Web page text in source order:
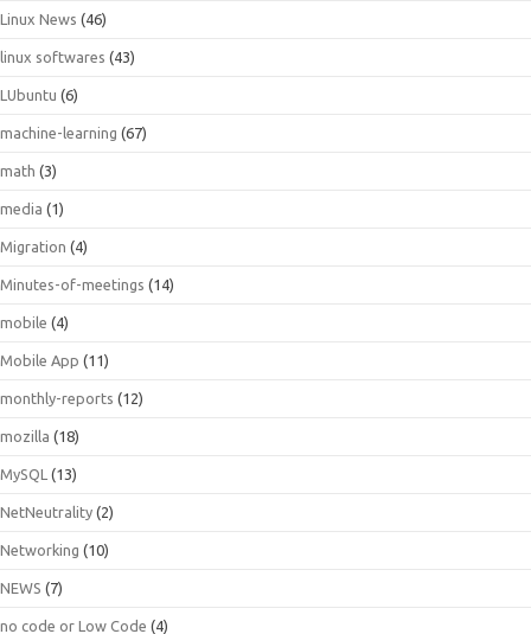
Linux News (46)
linux softwares (43)
LUbuntu (6)
machine-learning (67)
math (3)
media (1)
Migration (4)
Minutes-of-meetings (14)
mobile (4)
Mobile App (11)
monthly-reports (12)
mozilla (18)
MySQL (13)
NetNeutrality (2)
Networking (10)
NEWS (7)
no code or Low Code (4)